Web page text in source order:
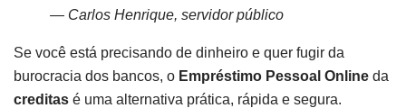
— Carlos Henrique, servidor público
Se você está precisando de dinheiro e quer fugir da
burocracia dos bancos, o Empréstimo Pessoal Online da
creditas é uma alternativa prática, rápida e segura.